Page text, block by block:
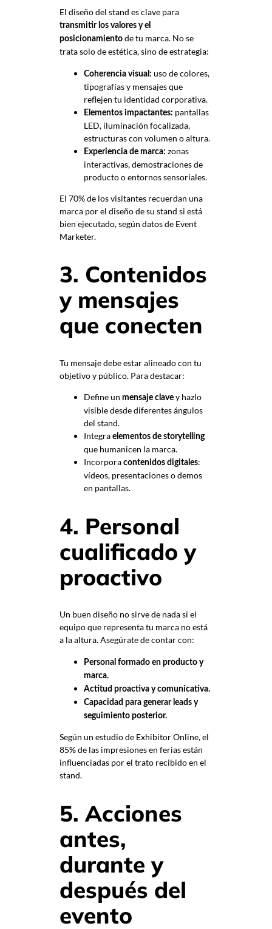
El diseño del stand es clave para
transmitir los valores y el
posicionamiento de tu marca. No se
trata solo de estética, sino de estrategia:
Coherencia visual: uso de colores,
tipografías y mensajes que
reflejen tu identidad corporativa.
Elementos impactantes: pantallas
LED, iluminación focalizada,
estructuras con volumen o altura.
Experiencia de marca: zonas
interactivas, demostraciones de
producto o entornos sensoriales.
El 70% de los visitantes recuerdan una
marca por el diseño de su stand si está
bien ejecutado, según datos de Event
Marketer.
3. Contenidos
y mensajes
que conecten
Tu mensaje debe estar alineado con tu
objetivo y público. Para destacar:
Define un mensaje clave y hazlo
visible desde diferentes ángulos
del stand.
Integra elementos de storytelling
que humanicen la marca.
Incorpora contenidos digitales:
vídeos, presentaciones o demos
en pantallas.
4. Personal
cualificado y
proactivo
Un buen diseño no sirve de nada si el
equipo que representa tu marca no está
a la altura. Asegúrate de contar con:
Personal formado en producto y
marca.
Actitud proactiva y comunicativa.
Capacidad para generar leads y
seguimiento posterior.
Según un estudio de Exhibitor Online, el
85% de las impresiones en ferias están
influenciadas por el trato recibido en el
stand.
5. Acciones
antes,
durante y
después del
evento